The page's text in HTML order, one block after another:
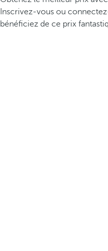
Inscrivez-vous ou
bénéficiez de ce prix